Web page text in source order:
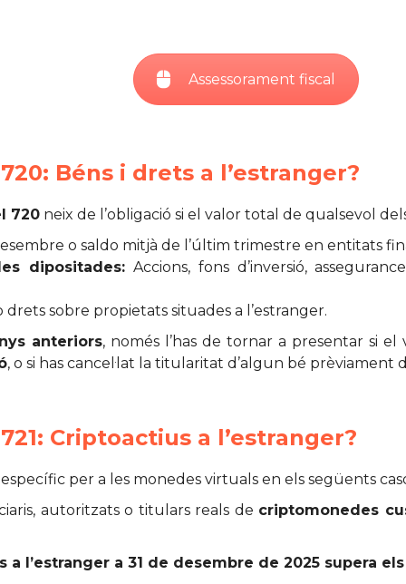
Assessorament fiscal
Béns i drets a l’estranger?
720 neix de l’obligació si el valor total de qualsevol
o saldo mitjà de l’últim trimestre en entitats
dipositades: Accions, fons d’inversió,
drets sobre propietats situades a l’estranger.
anteriors, només l’has de tornar a presentar si el
, o si has cancel·lat la titularitat d’algun bé prèviament
Criptoactius a l’estranger?
específic per a les monedes virtuals en els següents
autoritzats o titulars reals de criptomonedes
a l’estranger a 31 de desembre de 2025 supera